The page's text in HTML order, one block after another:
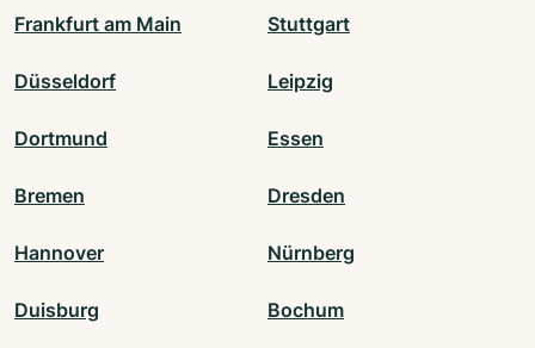
Frankfurt am Main Stuttgart
Düsseldorf Leipzig
Dortmund Essen
Bremen Dresden
Hannover Nürnberg
Duisburg Bochum